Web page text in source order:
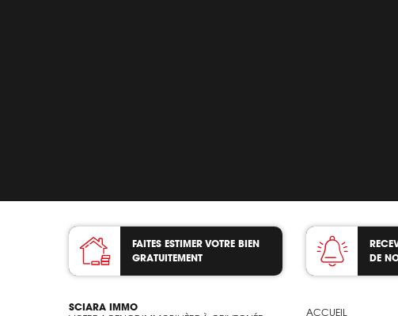
FAITES ESTIMER VOTRE BIEN
GRATUITEMENT
DE
SCIARA IMMO
ACCUEIL